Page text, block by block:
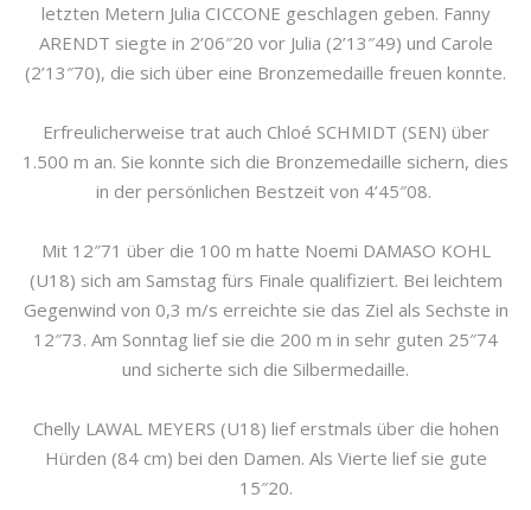
letzten Metern Julia CICCONE geschlagen geben. Fanny
ARENDT siegte in 2’06″20 vor Julia (2’13″49) und Carole
(2’13″70), die sich über eine Bronzemedaille freuen konnte.
Erfreulicherweise trat auch Chloé SCHMIDT (SEN) über
1.500 m an. Sie konnte sich die Bronzemedaille sichern, dies
in der persönlichen Bestzeit von 4’45″08.
Mit 12″71 über die 100 m hatte Noemi DAMASO KOHL
(U18) sich am Samstag fürs Finale qualifiziert. Bei leichtem
Gegenwind von 0,3 m/s erreichte sie das Ziel als Sechste in
12″73. Am Sonntag lief sie die 200 m in sehr guten 25″74
und sicherte sich die Silbermedaille.
Chelly LAWAL MEYERS (U18) lief erstmals über die hohen
Hürden (84 cm) bei den Damen. Als Vierte lief sie gute
15″20.